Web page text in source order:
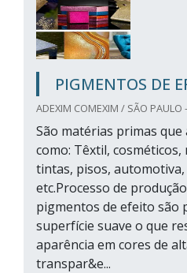
PIGMENTOS DE
ADEXIM COMEXIM / SÃO PAULO
São matérias primas
como: Têxtil, cosméticos,
tintas, pisos,
etc.Processo de
pigmentos de efeito são
superfície suave o que
aparência em cores de
transpar&e...